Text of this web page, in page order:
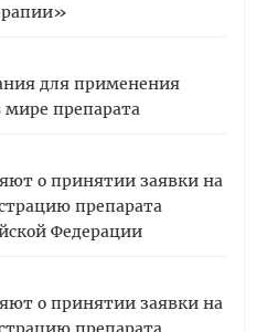
для применения
мире препарата
о принятии заявки на
препарата
Федерации
о принятии заявки на